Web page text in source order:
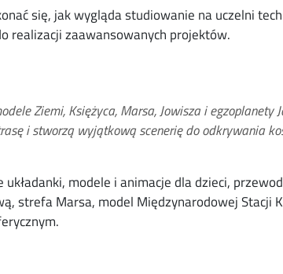
się, jak wygląda studiowanie na uczelni
realizacji zaawansowanych projektów.
Ziemi, Księżyca, Marsa, Jowisza i egzoplanety
i stworzą wyjątkową scenerię do odkrywania
modele i animacje dla dzieci,
strefa Marsa, model Międzynarodowej Stacji